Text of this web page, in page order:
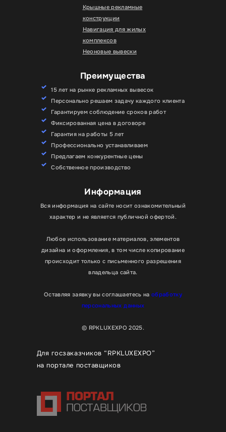
Крышные рекламные
конструкции
Навигация для жилых
комплексов
Неоновые вывески
Преимущества
15 лет на рынке рекламных вывесок
Персонально решаем задачу каждого клиента
Гарантируем соблюдение сроков работ
Фиксированная цена в договоре
Гарантия на работы 5 лет
Профессионально устанавливаем
Предлагаем конкурентные цены
Собственное производство
Информация
Вся информация на сайте носит ознакомительный
характер и не является публичной офертой.
Любое использование материалов, элементов
дизайна и оформления, в том числе копирование
происходит только с письменного разрешения
владельца сайта.
Оставляя заявку вы соглашаетесь на обработку
персональных данных
© RPKLUXEXPO 2025.
Для госзаказчиков “RPKLUXEXPO”
на портале поставщиков